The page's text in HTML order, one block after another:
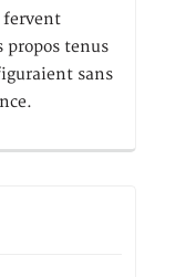
fervent
propos tenus
sans